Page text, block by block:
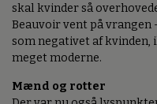
skal kvinder så
Beauvoir vent på vrangen
som negativet af kvinden,
meget moderne.
Mænd og rotter